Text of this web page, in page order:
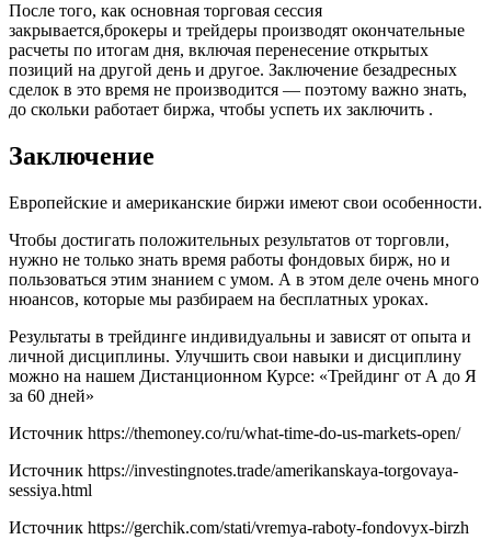
После того, как основная торговая сессия
закрывается,брокеры и трейдеры производят окончательные
расчеты по итогам дня, включая перенесение открытых
позиций на другой день и другое. Заключение безадресных
сделок в это время не производится — поэтому важно знать,
до скольки работает биржа, чтобы успеть их заключить .
Заключение
Европейские и американские биржи имеют свои особенности.
Чтобы достигать положительных результатов от торговли,
нужно не только знать время работы фондовых бирж, но и
пользоваться этим знанием с умом. А в этом деле очень много
нюансов, которые мы разбираем на бесплатных уроках.
Результаты в трейдинге индивидуальны и зависят от опыта и
личной дисциплины. Улучшить свои навыки и дисциплину
можно на нашем Дистанционном Курсе: «Трейдинг от А до Я
за 60 дней»
Источник https://themoney.co/ru/what-time-do-us-markets-open/
Источник https://investingnotes.trade/amerikanskaya-torgovaya-
sessiya.html
Источник https://gerchik.com/stati/vremya-raboty-fondovyx-birzh